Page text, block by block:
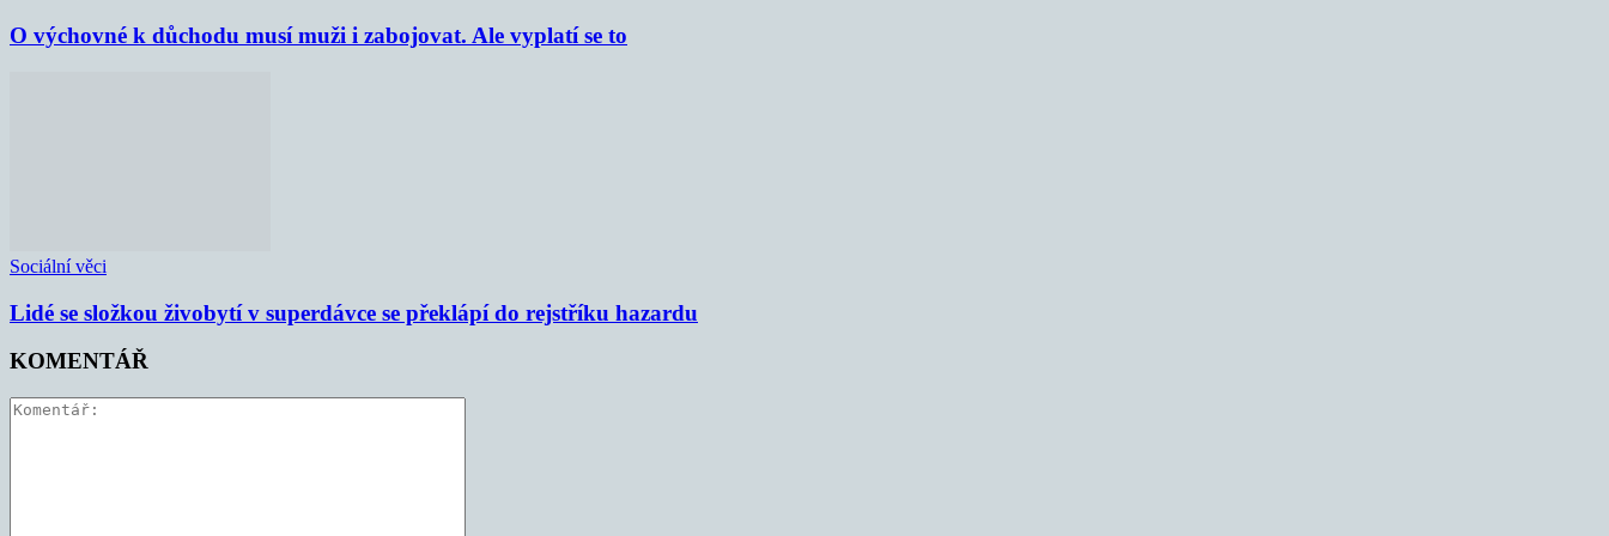
O výchovné k důchodu musí muži i zabojovat. Ale vyplatí se to
Sociální věci
Lidé se složkou živobytí v superdávce se překlápí do rejstříku hazardu
KOMENTÁŘ